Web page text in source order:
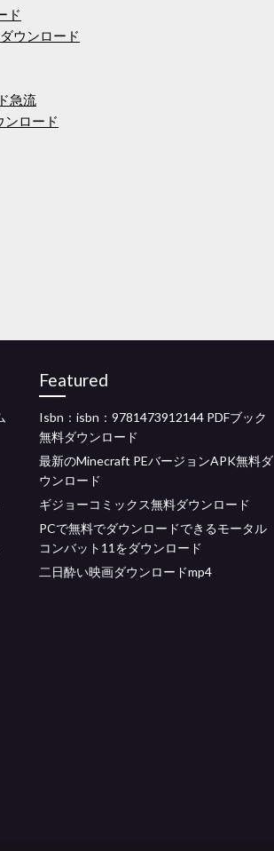
ド
ウンロード
急流
ンロード
Featured
Isbn：isbn：9781473912144 PDFブック
無料ダウンロード
最新のMinecraft PEバージョンAPK無料ダ
ウンロード
ギジョーコミックス無料ダウンロード
PCで無料でダウンロードできるモータル
コンバット11をダウンロード
二日酔い映画ダウンロードmp4